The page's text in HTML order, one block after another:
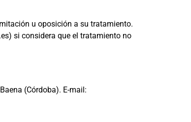
u oposición a su tratamiento.
si considera que el tratamiento no
(Córdoba). E-mail: